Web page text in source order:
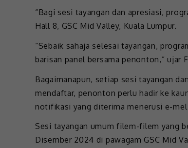
“Bagi sesi tayangan dan apresiasi,
Hall 8, GSC Mid Valley, Kuala Lumpur.
“Sebaik sahaja selesai tayangan,
barisan panel bersama penonton,” ujar
Bagaimanapun, setiap sesi tayangan
mendaftar, penonton perlu hadir ke
notifikasi yang diterima menerusi e-mel
Sesi tayangan umum filem-filem yang
Disember 2024 di pawagam GSC Mid